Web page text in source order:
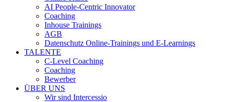
AI People-Centric Innovator
Coaching
Inhouse Trainings
AGB
Datenschutz Online-Trainings und E-Learnings
TALENTE
C-Level Coaching
Coaching
Bewerber
ÜBER UNS
Wir sind Intercessio